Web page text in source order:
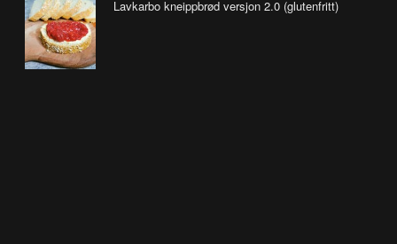
Lavkarbo kneippbrød versjon 2.0 (glutenfritt)